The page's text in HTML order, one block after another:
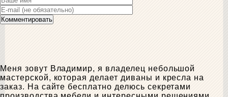
Меня зовут Владимир, я владелец небольшой
мастерской, которая делает диваны и кресла на
заказ. На сайте бесплатно делюсь секретами